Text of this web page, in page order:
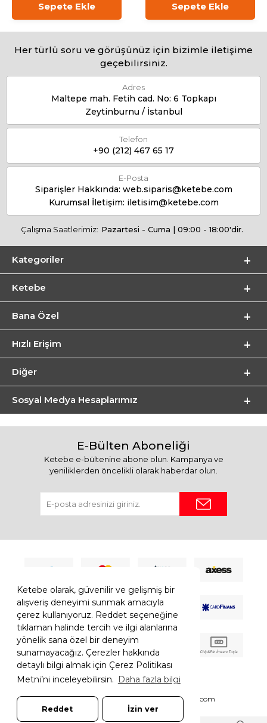
Ketebe olarak, güvenilir ve gelişmiş bir
alışveriş deneyimi sunmak amacıyla
çerez kullanıyoruz. Reddet seçeneğine
tıklaman halinde tercih ve ilgi alanlarına
yönelik sana özel bir deneyim
sunamayacağız. Çerezler hakkında
detaylı bilgi almak için Çerez Politikası
Metni’ni inceleyebilirsin. Daha fazla bilgi
Reddet İzin ver
Sepete Ekle Sepete Ekle
Her türlü soru ve görüşünüz için bizimle iletişime
geçebilirsiniz.
Adres
Maltepe mah. Fetih cad. No: 6 Topkapı
Zeytinburnu / İstanbul
Telefon
+90 (212) 467 65 17
E-Posta
Siparişler Hakkında: web.siparis@ketebe.com
Kurumsal İletişim: iletisim@ketebe.com
Çalışma Saatlerimiz: Pazartesi - Cuma | 09:00 - 18:00'dir.
Kategoriler
Ketebe
Bana Özel
Hızlı Erişim
Diğer
Sosyal Medya Hesaplarımız
E-Bülten Aboneliği
Ketebe e-bültenine abone olun. Kampanya ve
yeniliklerden öncelikli olarak haberdar olun.
© 2026 Ketebe Tüm Hakkı Saklıdır. Ketebe.com
7308052261181544